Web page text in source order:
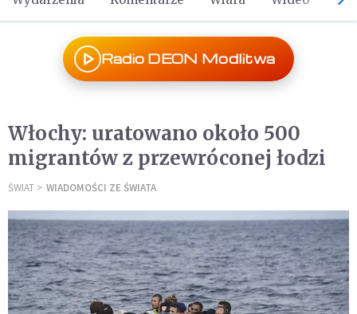
Radio DEON Modlitwa
Włochy: uratowano około 500
migrantów z przewróconej łodzi
ŚWIAT WIADOMOŚCI ZE ŚWIATA